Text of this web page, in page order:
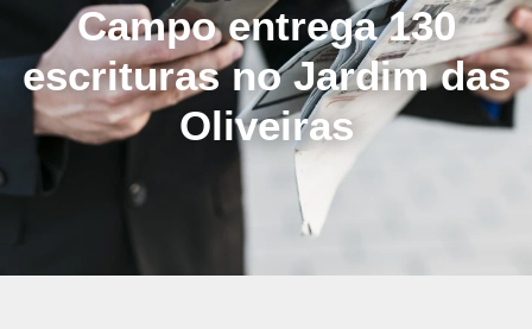
Campo entrega 130
escrituras no Jardim das
Oliveiras